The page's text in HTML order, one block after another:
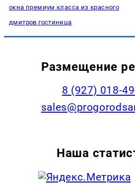
окна премиум класса из красного
дмитров гостиница
Размещение
8 (927) 018-
Наша